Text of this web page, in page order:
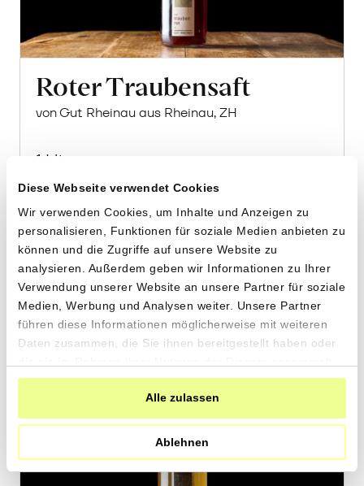
Diese Webseite verwendet Cookies
Wir verwenden Cookies, um Inhalte und Anzeigen zu
personalisieren, Funktionen für soziale Medien anbieten zu
können und die Zugriffe auf unsere Website zu
analysieren. Außerdem geben wir Informationen zu Ihrer
Verwendung unserer Website an unsere Partner für soziale
Medien, Werbung und Analysen weiter. Unsere Partner
führen diese Informationen möglicherweise mit weiteren
Daten zusammen, die Sie ihnen bereitgestellt haben oder
haben.
Alle zulassen
Ablehnen
Roter Traubensaft
von Gut Rheinau aus Rheinau, ZH
1 Liter
CHF16.10
1.61 pro 100ml
In
den
Warenkorb